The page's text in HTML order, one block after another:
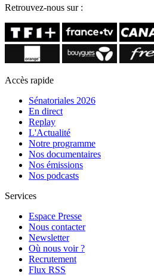
Retrouvez-nous sur :
Accès rapide
Sénatoriales 2026
En direct
Replay
L'Actualité
Notre programme
Nos documentaires
Nos émissions
Nos podcasts
Services
Espace Presse
Nous contacter
Newsletter
Où nous voir ?
Recrutement
Flux RSS